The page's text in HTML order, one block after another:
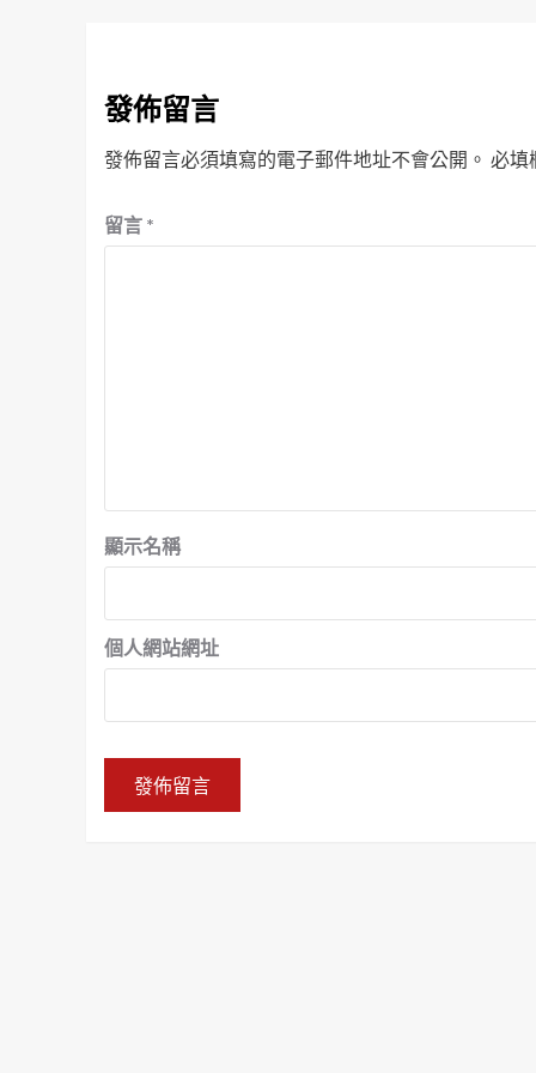
發佈留言
發佈留言必須填寫的電子郵件地址不會公開。 必填
留言 *
顯示名稱
個人網站網址